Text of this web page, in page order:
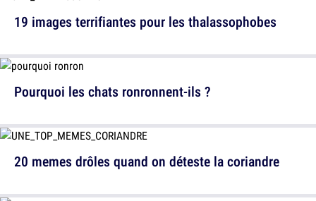
19 images terrifiantes pour les thalassophobes
20 memes drôles quand on déteste la coriandre
Pourquoi les chats ronronnent-ils ?